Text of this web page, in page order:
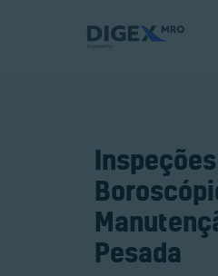
HOME
SOBRE NÓS
SERVIÇOS
CERTIFICADOS
CAPACIDADES
Pesada